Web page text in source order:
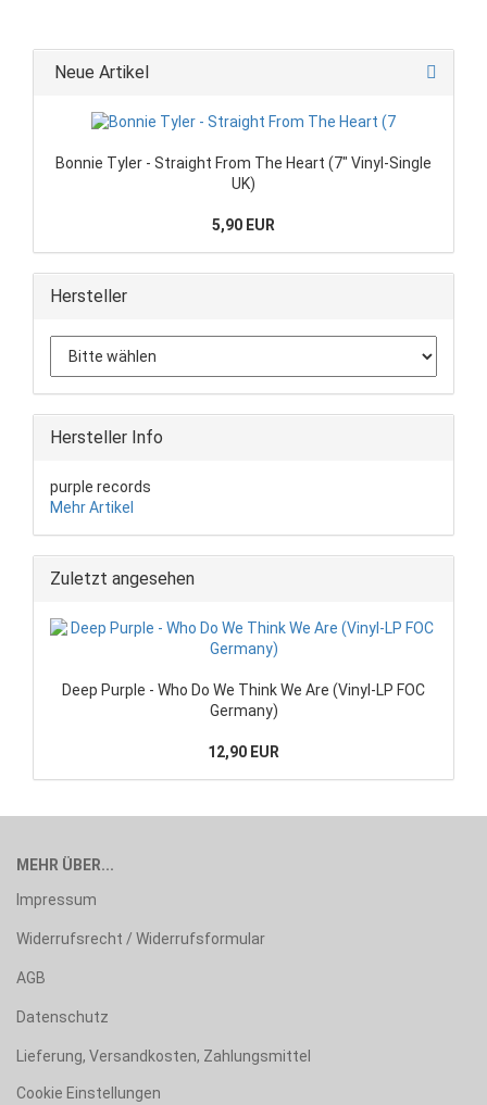
Neue Artikel
Bonnie Tyler - Straight From The Heart (7" Vinyl-Single
UK)
5,90 EUR
Hersteller
Hersteller Info
purple records
Mehr Artikel
Zuletzt angesehen
Deep Purple - Who Do We Think We Are (Vinyl-LP FOC
Germany)
12,90 EUR
MEHR ÜBER...
Impressum
Widerrufsrecht / Widerrufsformular
AGB
Datenschutz
Lieferung, Versandkosten, Zahlungsmittel
Cookie Einstellungen